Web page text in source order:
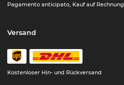
Pagamento anticipato, Kauf auf Rechnung
Versand
Kostenloser Hin- und Rückversand